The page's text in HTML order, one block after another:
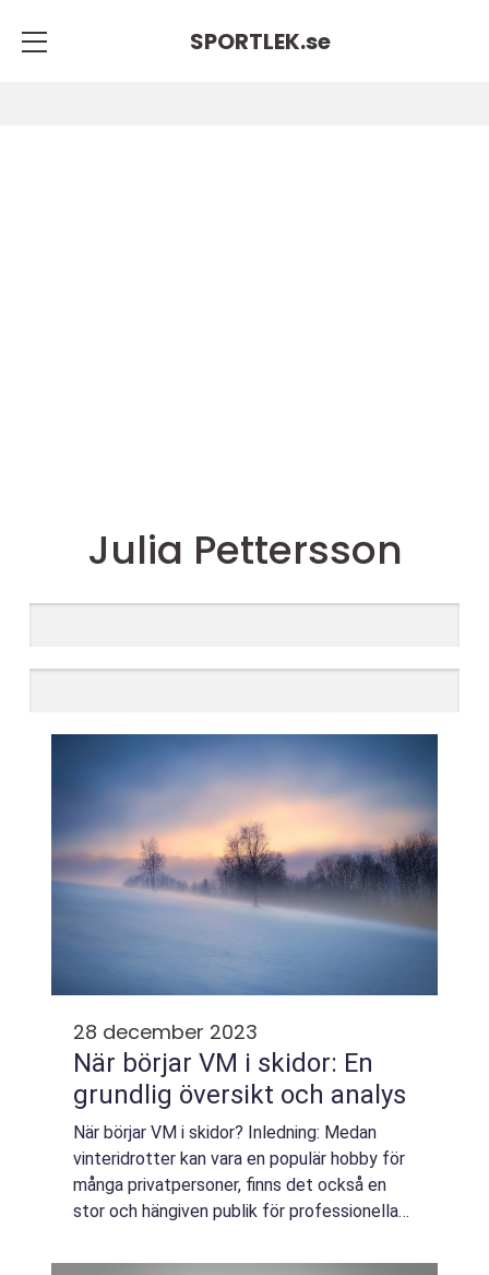
SPORTLEK.se
Julia Pettersson
28 december 2023
När börjar VM i skidor: En
grundlig översikt och analys
När börjar VM i skidor? Inledning: Medan
vinteridrotter kan vara en populär hobby för
många privatpersoner, finns det också en
stor och hängiven publik för professionella
många VM-tävlingar att hålla reda på kan ...